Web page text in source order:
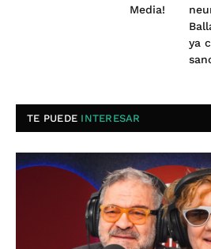
Media!
ya
TE PUEDE INTERESAR